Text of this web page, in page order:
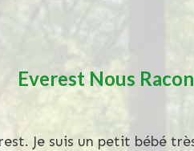
Everest Nous
Je suis un petit bébé